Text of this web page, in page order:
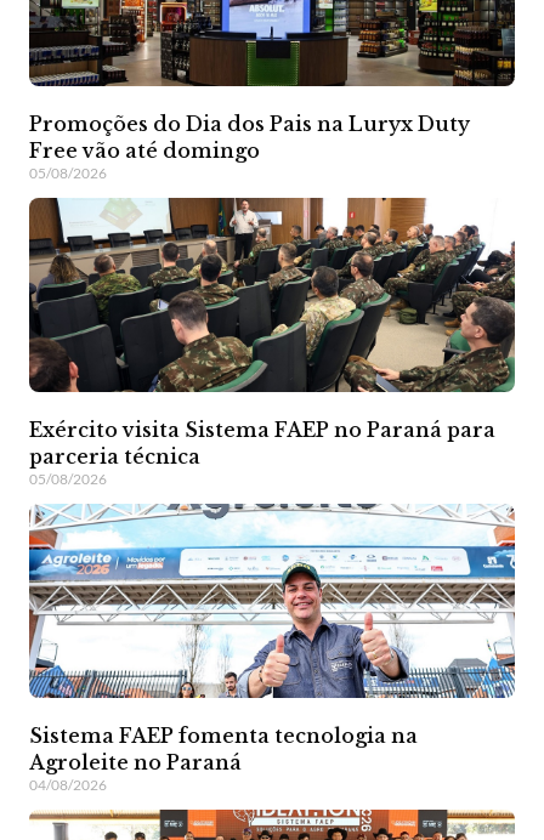
Promoções do Dia dos Pais na Luryx Duty
Free vão até domingo
05/08/2026
Exército visita Sistema FAEP no Paraná para
parceria técnica
05/08/2026
Sistema FAEP fomenta tecnologia na
Agroleite no Paraná
04/08/2026